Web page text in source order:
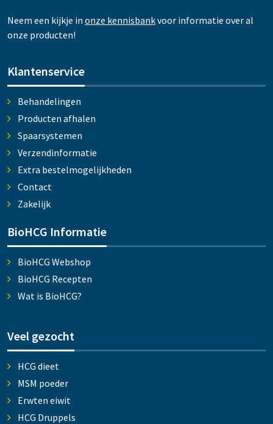
Neem een kijkje in onze kennisbankvoor informatie over al
onze producten!
Klantenservice
Behandelingen
Producten afhalen
Spaarsystemen
Verzendinformatie
Extra bestelmogelijkheden
Contact
Zakelijk
BioHCG Informatie
BioHCG Webshop
BioHCG Recepten
Wat is BioHCG?
Veel gezocht
HCG dieet
MSM poeder
Erwten eiwit
HCG Druppels